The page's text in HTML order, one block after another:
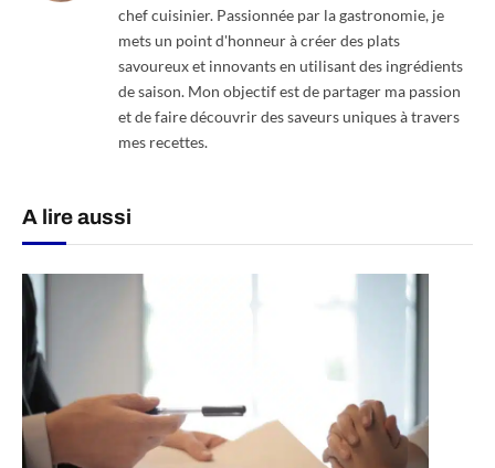
chef cuisinier. Passionnée par la gastronomie, je
mets un point d'honneur à créer des plats
savoureux et innovants en utilisant des ingrédients
de saison. Mon objectif est de partager ma passion
et de faire découvrir des saveurs uniques à travers
mes recettes.
A lire aussi